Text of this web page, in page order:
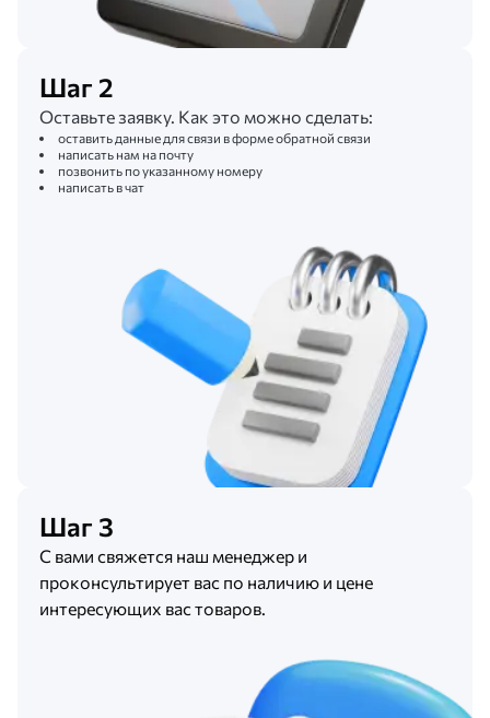
Шаг 2
Оставьте заявку. Как это можно сделать:
оставить данные для связи в форме обратной связи
написать нам на почту
позвонить по указанному номеру
написать в чат
Шаг 3
С вами свяжется наш менеджер и
проконсультирует вас по наличию и цене
интересующих вас товаров.